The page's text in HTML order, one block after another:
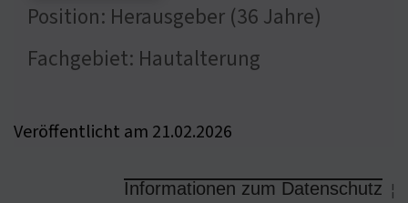
Position: Herausgeber (36 Jahre)
Fachgebiet: Hautalterung
Veröffentlicht am 21.02.2026
Informationen zum Datenschutz ¦